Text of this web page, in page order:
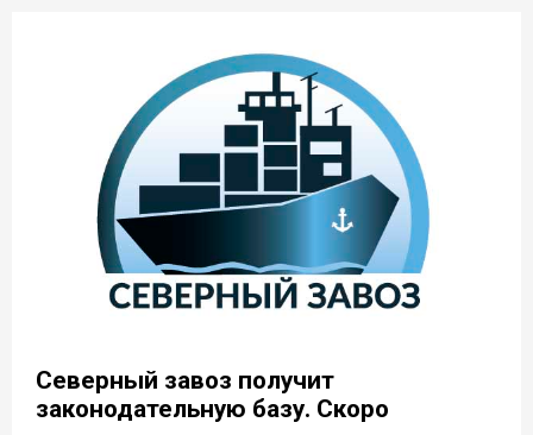
Северный завоз получит
законодательную базу. Скоро